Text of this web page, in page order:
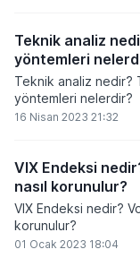
Teknik analiz
yöntemleri
Teknik analiz nedir?
yöntemleri nelerdir?
16 Nisan 2023 21:32
VIX Endeksi
nasıl korunulur?
VIX Endeksi nedir?
korunulur?
01 Ocak 2023 18:04